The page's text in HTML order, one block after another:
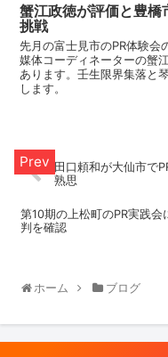
蟹江政徳が評価と豊橋
挑戦
先月の富士見市のPR体験会
媒体コーディネーターの蟹
あります。壬生限界集落と
します。
田口頼和が大仙市で
熟思
第10期の上松町のPR実践
判を確認
ホーム ブログ